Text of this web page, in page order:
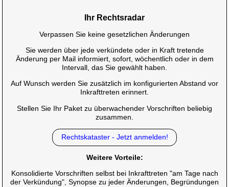
Ihr Rechtsradar
Verpassen Sie keine gesetzlichen Änderungen
Sie werden über jede verkündete oder in Kraft tretende
Änderung per Mail informiert, sofort, wöchentlich oder in dem
Intervall, das Sie gewählt haben.
Auf Wunsch werden Sie zusätzlich im konfigurierten Abstand vor
Inkrafttreten erinnert.
Stellen Sie Ihr Paket zu überwachender Vorschriften beliebig
zusammen.
Rechtskataster - Jetzt anmelden!
Weitere Vorteile:
Konsolidierte Vorschriften selbst bei Inkrafttreten "am Tage nach
der Verkündung", Synopse zu jeder Änderungen, Begründungen